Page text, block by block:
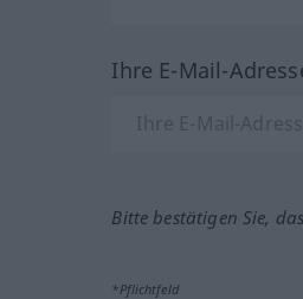
Ihre E-Mail-
Bitte bestätigen Sie,
*Pflichtfeld